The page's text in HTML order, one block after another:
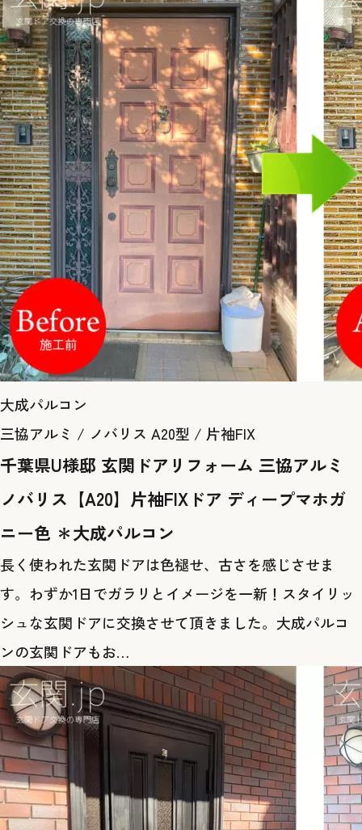
大成パルコン
三協アルミ / ノバリス A20型 / 片袖FIX
千葉県U様邸 玄関ドアリフォーム 三協アルミ
ノバリス【A20】片袖FIXドア ディープマホガ
ニー色 ＊大成パルコン
長く使われた玄関ドアは色褪せ、古さを感じさせま
す。わずか1日でガラリとイメージを一新！スタイリッ
シュな玄関ドアに交換させて頂きました。大成パルコ
ンの玄関ドアもお…